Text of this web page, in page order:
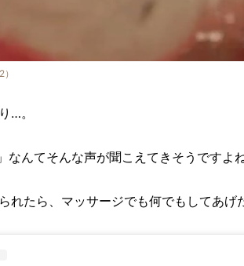
…。
なんてそんな声が聞こえてきそうですよね
れたら、マッサージでも何でもしてあげ